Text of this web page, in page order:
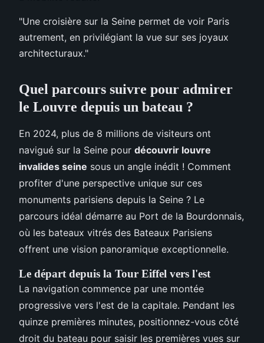
"Une croisière sur la Seine permet de voir Paris
autrement, en privilégiant la vue sur ses joyaux
architecturaux."
Quel parcours suivre pour admirer
le Louvre depuis un bateau ?
En 2024, plus de 8 millions de visiteurs ont
navigué sur la Seine pour découvrir louvre
invalides seine sous un angle inédit ! Comment
profiter d'une perspective unique sur ces
monuments parisiens depuis la Seine ? Le
parcours idéal démarre au Port de la Bourdonnais,
où les bateaux vitrés des Bateaux Parisiens
offrent une vision panoramique exceptionnelle.
Le départ depuis la Tour Eiffel vers l'est
La navigation commence par une montée
progressive vers l'est de la capitale. Pendant les
quinze premières minutes, positionnez-vous côté
droit du bateau pour saisir les premières vues sur